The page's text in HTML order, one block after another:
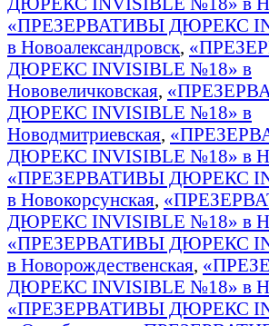
«ПРЕЗЕРВАТИВЫ ДЮРЕКС
в Новоалександровск,
ДЮРЕКС INVISIBLE №18» в
Нововеличковская,
ДЮРЕКС INVISIBLE №18» в
Новодмитриевская,
ДЮРЕКС INVISIBLE №18» в
«ПРЕЗЕРВАТИВЫ ДЮРЕКС
в Новокорсунская,
ДЮРЕКС INVISIBLE №18» в
«ПРЕЗЕРВАТИВЫ ДЮРЕКС
в Новорождественская,
ДЮРЕКС INVISIBLE №18» в
«ПРЕЗЕРВАТИВЫ ДЮРЕКС